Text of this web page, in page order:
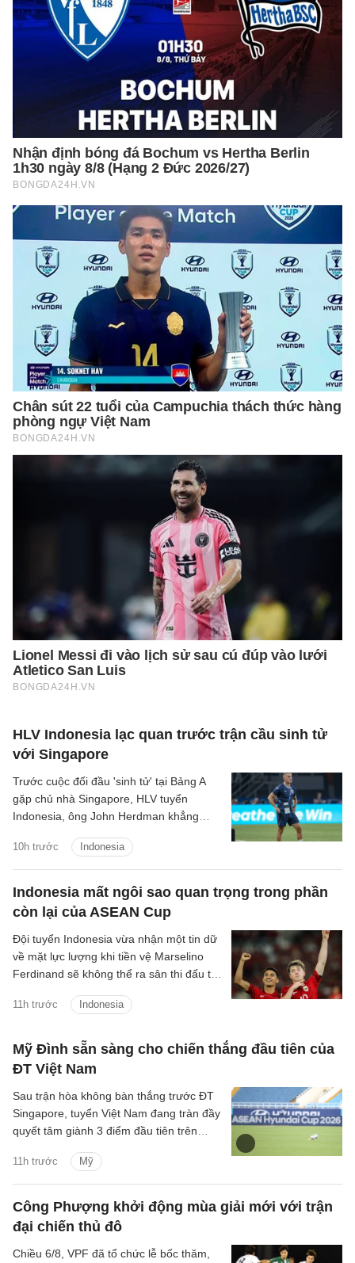
HLV Indonesia lạc quan trước trận cầu sinh tử
với Singapore
10h trước Indonesia
Trước cuộc đối đầu 'sinh tử' tại Bảng A
gặp chủ nhà Singapore, HLV tuyển
Indonesia, ông John Herdman khẳng
giành chiến thắng để giữ vững hy vọng
giành chức vô địch.
Indonesia mất ngôi sao quan trọng trong phần
còn lại của ASEAN Cup
11h trước Indonesia
Đội tuyển Indonesia vừa nhận một tin dữ
về mặt lực lượng khi tiền vệ Marselino
Ferdinand sẽ không thể ra sân thi đấu tại
Mỹ Đình sẵn sàng cho chiến thắng đầu tiên của
ĐT Việt Nam
11h trước Mỹ
Sau trận hòa không bàn thắng trước ĐT
Singapore, tuyển Việt Nam đang tràn đầy
quyết tâm giành 3 điểm đầu tiên trên
Công Phượng khởi động mùa giải mới với trận
đại chiến thủ đô
Chiều 6/8, VPF đã tổ chức lễ bốc thăm,